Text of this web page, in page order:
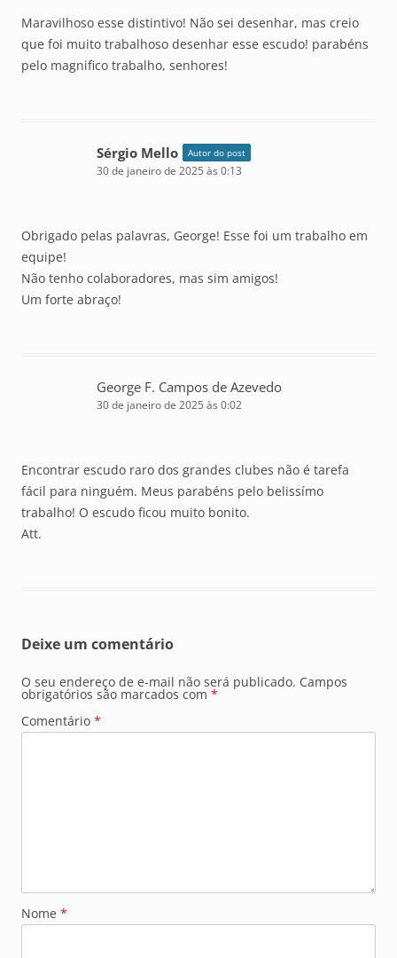
Maravilhoso esse distintivo! Não sei desenhar, mas creio
que foi muito trabalhoso desenhar esse escudo! parabéns
pelo magnifico trabalho, senhores!
Sérgio Mello Autor do post
30 de janeiro de 2025 às 0:13
Obrigado pelas palavras, George! Esse foi um trabalho em
equipe!
Não tenho colaboradores, mas sim amigos!
Um forte abraço!
George F. Campos de Azevedo
30 de janeiro de 2025 às 0:02
Encontrar escudo raro dos grandes clubes não é tarefa
fácil para ninguém. Meus parabéns pelo belissímo
trabalho! O escudo ficou muito bonito.
Att.
Deixe um comentário
O seu endereço de e-mail não será publicado. Campos
obrigatórios são marcados com *
Comentário *
Nome *